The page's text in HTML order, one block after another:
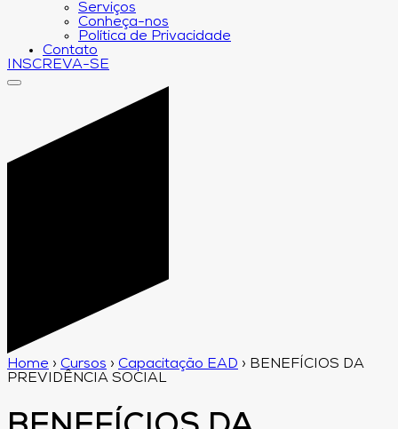
Serviços
Conheça-nos
Política de Privacidade
Contato
INSCREVA-SE
Home › Cursos › Capacitação EAD › BENEFÍCIOS DA
PREVIDÊNCIA SOCIAL